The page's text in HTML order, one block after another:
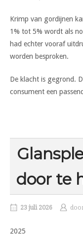
Krimp van gordijnen
1% tot 5% wordt als
had echter vooraf
worden besproken.
De klacht is gegrond.
consument een
door te
23 juli 2026
2025